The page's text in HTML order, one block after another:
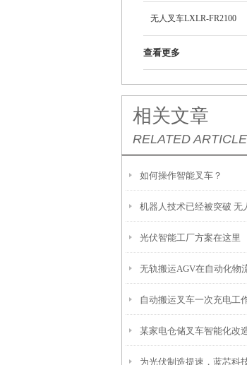
无人叉车LXLR-FR2100
查看更多
相关文章
RELATED
如何操作智能叉车？
机器人技术已经被突破 无
新天地-视觉导航机器人
光伏智能工厂方案在这里
无轨搬运AGV在自动化物
实现经济、灵活的无人化
自动搬运叉车一次充电工
某家电仓储叉车智能化改
为光伏制造提速，蓝芯科